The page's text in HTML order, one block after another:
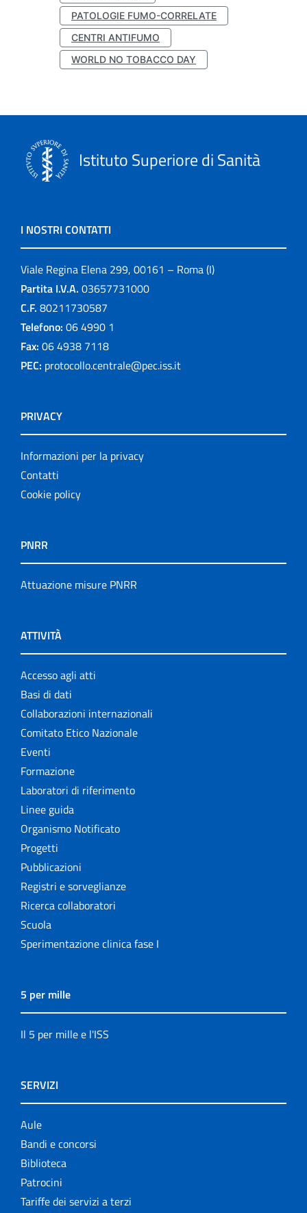
PATOLOGIE FUMO-CORRELATE
CENTRI ANTIFUMO
WORLD NO TOBACCO DAY
Istituto Superiore di Sanità
I NOSTRI CONTATTI
Viale Regina Elena 299, 00161 – Roma (I)
Partita I.V.A. 03657731000
C.F. 80211730587
Telefono: 06 4990 1
Fax: 06 4938 7118
PEC: protocollo.centrale@pec.iss.it
PRIVACY
Informazioni per la privacy
Contatti
Cookie policy
PNRR
Attuazione misure PNRR
ATTIVITÀ
Accesso agli atti
Basi di dati
Collaborazioni internazionali
Comitato Etico Nazionale
Eventi
Formazione
Laboratori di riferimento
Linee guida
Organismo Notificato
Progetti
Pubblicazioni
Registri e sorveglianze
Ricerca collaboratori
Scuola
Sperimentazione clinica fase I
5 per mille
Il 5 per mille e l'ISS
SERVIZI
Aule
Bandi e concorsi
Biblioteca
Patrocini
Tariffe dei servizi a terzi